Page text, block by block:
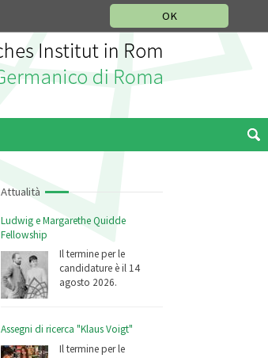
OK
Attualità
Ludwig e Margarethe Quidde
Fellowship
Il termine per le
candidature è il 14
agosto 2026.
Assegni di ricerca "Klaus Voigt"
Il termine per le